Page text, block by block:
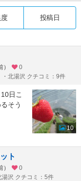
投稿日
0
北湯沢 クチコミ：9件
日こ
そう
10
ト
0
沢 クチコミ：5件